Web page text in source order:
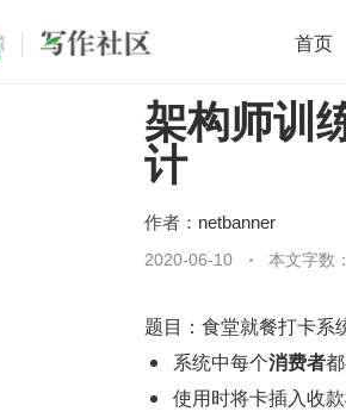
首页
开源 架构
架构师训
计
作者： netbanner
2020-06-10 本文字数
题目：食堂就餐打卡系
系统中每个消费者
使用时将卡插入收